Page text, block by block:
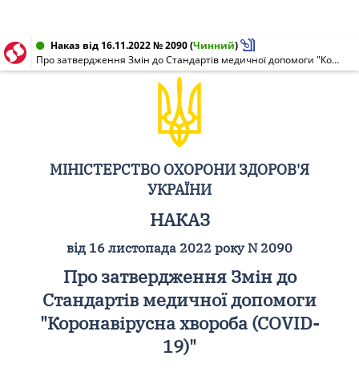
Наказ від 16.11.2022 № 2090(Чинний)
Про затвердження Змін до Стандартів медичної допомоги "Коронавірусна хвороба (COVID-19)"
МІНІСТЕРСТВО ОХОРОНИ ЗДОРОВ'Я
УКРАЇНИ
НАКАЗ
від 16 листопада 2022 року N 2090
Про затвердження Змін до
Стандартів медичної допомоги
"Коронавірусна хвороба (COVID-
19)"